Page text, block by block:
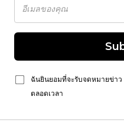
ฉันยินยอมที่จะรับจดหมายข่าว
ตลอดเวลา